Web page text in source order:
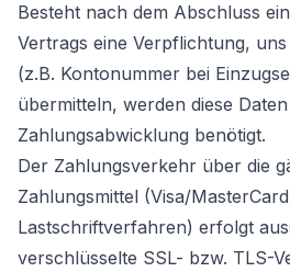
Besteht nach dem Abschluss
Vertrags eine Verpflichtung,
(z.B. Kontonummer bei
übermitteln, werden diese
Zahlungsabwicklung benötigt.
Der Zahlungsverkehr über die
Zahlungsmittel (Visa/
Lastschriftverfahren) erfolgt
verschlüsselte SSL- bzw. TLS-